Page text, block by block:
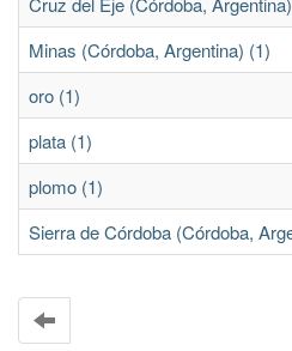
Minas (Córdoba, Argentina) (1)
oro (1)
plata (1)
plomo (1)
Sierra de Córdoba (Córdoba,